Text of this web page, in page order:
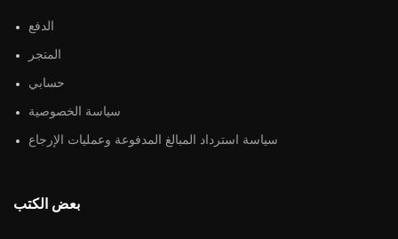
الدفع
المتجر
حسابي
سياسة الخصوصية
سياسة استرداد المبالغ المدفوعة وعمليات الإرجاع
بعض الكتب